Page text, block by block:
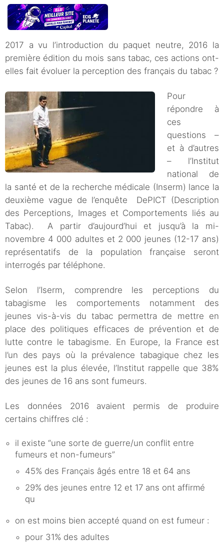
2017 a vu l’introduction du paquet neutre, 2016 la
première édition du mois sans tabac, ces actions ont-
elles fait évoluer la perception des français du tabac ?
Pour
répondre à
ces
questions –
et à d’autres
– l’Institut
national de
la santé et de la recherche médicale (Inserm) lance la
deuxième vague de l’enquête DePICT (Description
des Perceptions, Images et Comportements liés au
Tabac). A partir d’aujourd’hui et jusqu’à la mi-
novembre 4 000 adultes et 2 000 jeunes (12-17 ans)
représentatifs de la population française seront
interrogés par téléphone.
Selon l’Iserm, comprendre les perceptions du
tabagisme les comportements notamment des
jeunes vis-à-vis du tabac permettra de mettre en
place des politiques efficaces de prévention et de
lutte contre le tabagisme. En Europe, la France est
l’un des pays où la prévalence tabagique chez les
jeunes est la plus élevée, l’Institut rappelle que 38%
des jeunes de 16 ans sont fumeurs.
Les données 2016 avaient permis de produire
certains chiffres clé :
il existe “une sorte de guerre/un conflit entre
fumeurs et non-fumeurs”
45% des Français âgés entre 18 et 64 ans
29% des jeunes entre 12 et 17 ans ont affirmé
qu
on est moins bien accepté quand on est fumeur :
pour 31% des adultes